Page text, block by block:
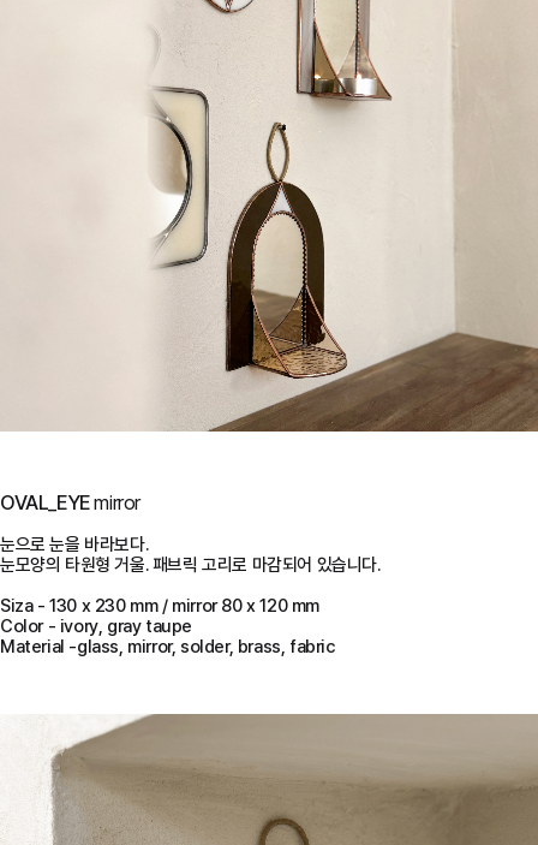
OVAL_EYEmirror
눈으로 눈을 바라보다.
눈모양의 타원형 거울.패브릭 고리로 마감되어 있습니다.
Siza - 130 x 230 mm / mirror 80 x 120 mm
Color - ivory, gray taupe
Material -glass, mirror, solder, brass, fabric